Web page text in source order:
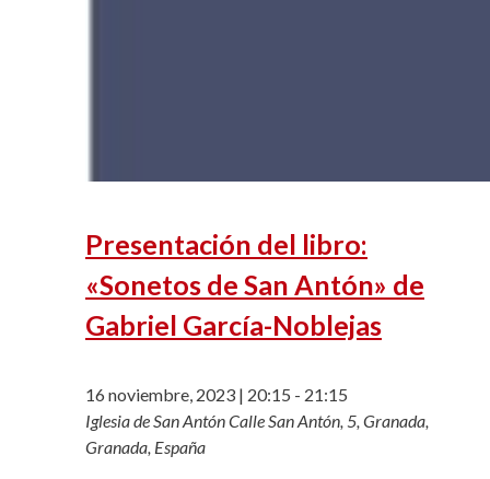
Presentación del libro:
«Sonetos de San Antón» de
Gabriel García-Noblejas
16 noviembre, 2023 | 20:15 - 21:15
Iglesia de San AntónCalle San Antón, 5, Granada,
Granada, España